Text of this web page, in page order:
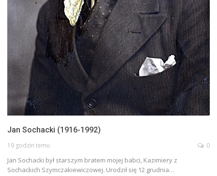
Jan Sochacki (1916-1992)
19 godzin temu 0
Jan Sochacki był starszym bratem mojej babci, Kazimiery z
Sochackich Szymczakiewiczowej. Urodził się 12 grudnia…